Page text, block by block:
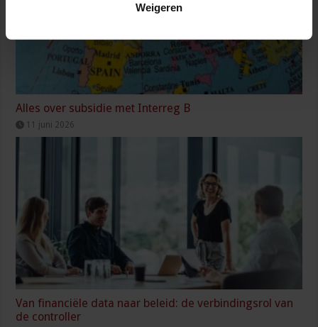
Weigeren
Alles over subsidie met Interreg B
11 juni 2026
Van financiële data naar beleid: de verbindingsrol van
de controller